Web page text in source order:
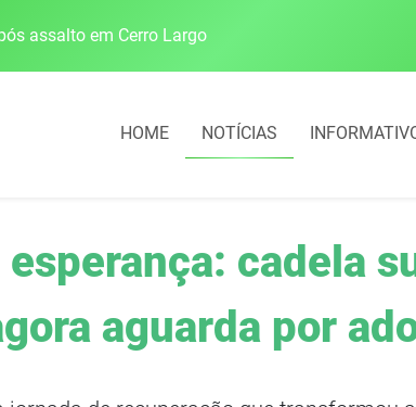
assalto em Cerro Largo Cobrança
HOME NOTÍCIAS
cadela
aguarda por